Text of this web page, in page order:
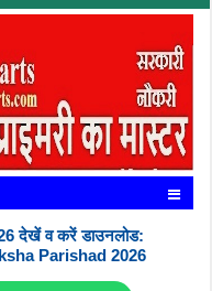
देखें व करें डाउनलोड:
Parishad 2026